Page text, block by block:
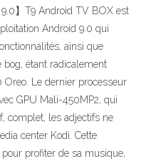
】T9 Android TV BOX est
Android 9.0 qui
ainsi que
bog, étant radicalement
Le dernier processeur
GPU Mali-450MP2, qui
complet, les adjectifs ne
center Kodi. Cette
profiter de sa musique,